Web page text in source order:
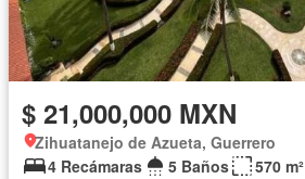
$ 21,000,000 MXN
Zihuatanejo de Azueta, Guerrero
4 Recámaras
5 Baños
570 m²